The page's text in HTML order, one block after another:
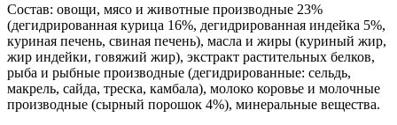
Состав: овощи, мясо и животные производные 23%
(дегидрированная курица 16%, дегидрированная индейка 5%,
куриная печень, свиная печень), масла и жиры (куриный жир,
жир индейки, говяжий жир), экстракт растительных белков,
рыба и рыбные производные (дегидрированные: сельдь,
макрель, сайда, треска, камбала), молоко коровье и молочные
производные (сырный порошок 4%), минеральные вещества.